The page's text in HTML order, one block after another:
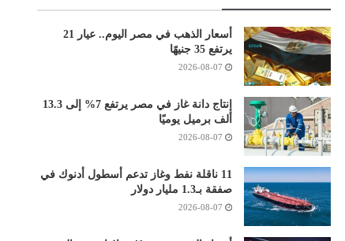
أسعار الذهب في مصر اليوم.. عيار 21
يرتفع 35 جنيهًا
2026-08-07
إنتاج دانة غاز في مصر يرتفع 7% إلى 13.3
ألف برميل يوميًا
2026-08-07
11 ناقلة نفط وغاز تدعم أسطول أدنوك في
صفقة بـ1.3 مليار دولار
2026-08-07